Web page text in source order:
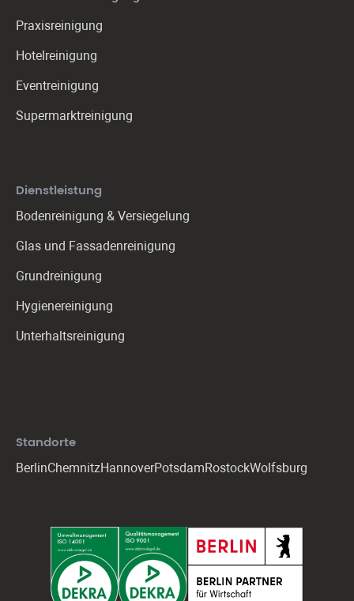
Praxis­reinigung
Hotelreinigung
Eventreinigung
Supermarktreinigung
Dienstleistung
Bodenreinigung & Versiegelung
Glas und Fassadenreinigung
Grundreinigung
Hygienereinigung
Unterhaltsreinigung
Standorte
BerlinChemnitzHannoverPotsdamRostockWolfsburg